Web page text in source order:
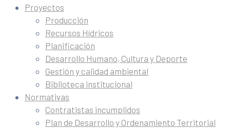
Proyectos
Producción
Recursos Hídricos
Planificación
Desarrollo Humano, Cultura y Deporte
Gestión y calidad ambiental
Biblioteca institucional
Normativas
Contratistas incumplidos
Plan de Desarrollo y Ordenamiento Territorial